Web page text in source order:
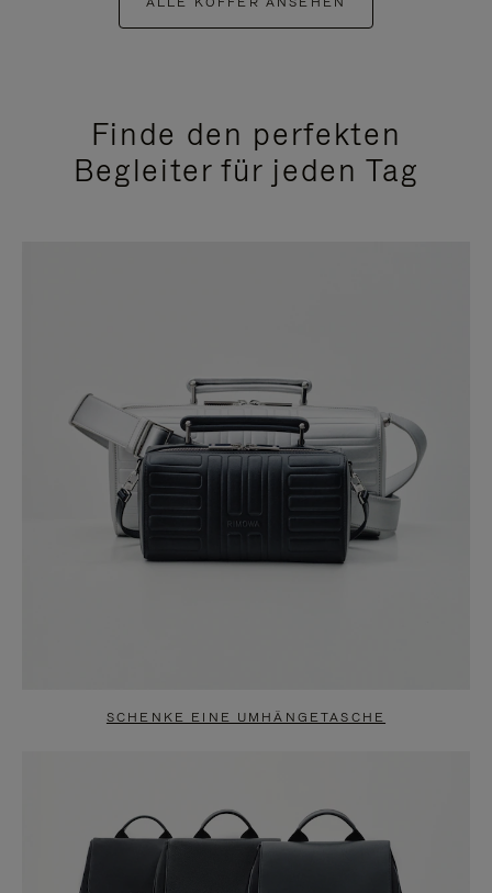
Finde den perfekten
Begleiter für jeden Tag
SCHENKE EINE UMHÄNGETASCHE